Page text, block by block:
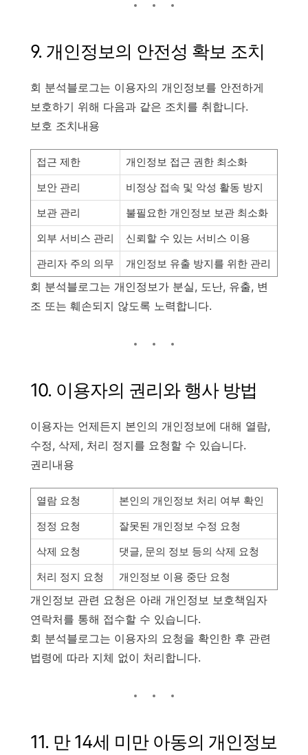
9. 개인정보의 안전성 확보 조치
회 분석블로그는 이용자의 개인정보를 안전하게
보호하기 위해 다음과 같은 조치를 취합니다.
보호 조치내용
접근 제한
개인정보 접근 권한 최소화
보안 관리
비정상 접속 및 악성 활동 방지
보관 관리
불필요한 개인정보 보관 최소화
외부 서비스 관리
신뢰할 수 있는 서비스 이용
관리자 주의 의무
개인정보 유출 방지를 위한 관리
회 분석블로그는 개인정보가 분실, 도난, 유출, 변
조 또는 훼손되지 않도록 노력합니다.
10. 이용자의 권리와 행사 방법
이용자는 언제든지 본인의 개인정보에 대해 열람,
수정, 삭제, 처리 정지를 요청할 수 있습니다.
권리내용
열람 요청
본인의 개인정보 처리 여부 확인
정정 요청
잘못된 개인정보 수정 요청
삭제 요청
댓글, 문의 정보 등의 삭제 요청
처리 정지 요청
개인정보 이용 중단 요청
개인정보 관련 요청은 아래 개인정보 보호책임자
연락처를 통해 접수할 수 있습니다.
회 분석블로그는 이용자의 요청을 확인한 후 관련
법령에 따라 지체 없이 처리합니다.
11. 만 14세 미만 아동의 개인정보